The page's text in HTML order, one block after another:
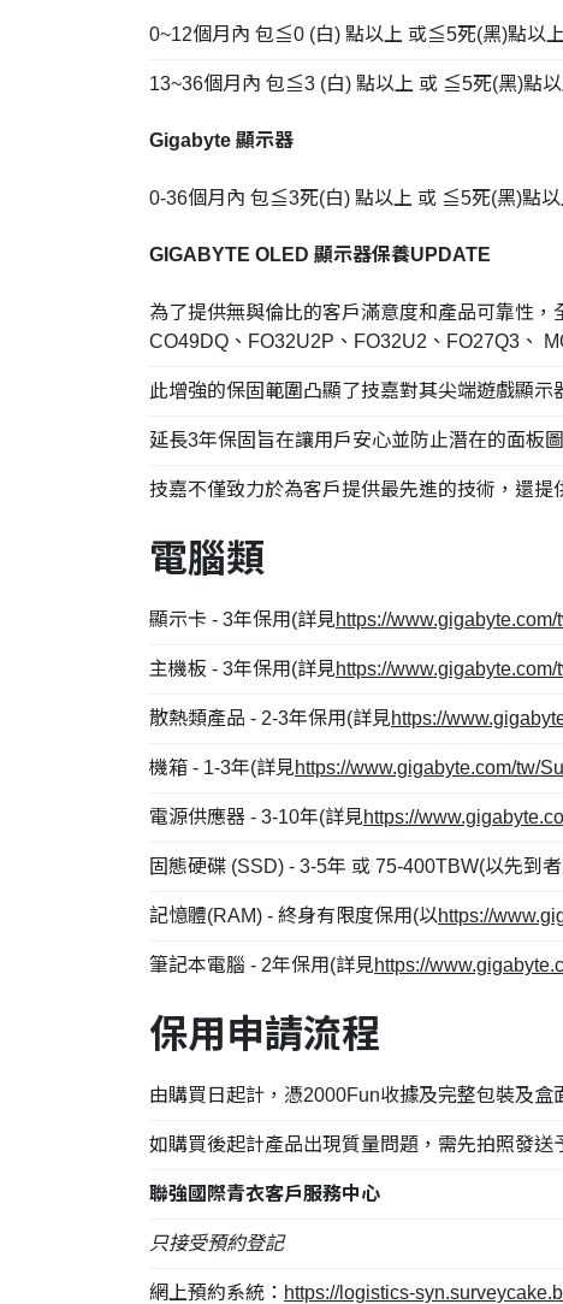
0~12個月內 包≦0 (白) 點以上 或≦5死(黑)點以
13~36個月內 包≦3 (白) 點以上 或 ≦5死(黑)點
Gigabyte 顯示器
0-36個月內 包≦3死(白) 點以上 或 ≦5死(黑)點以
GIGABYTE OLED 顯示器保養UPDATE
為了提供無與倫比的客戶滿意度和產品可靠性
CO49DQ、FO32U2P、FO32U2、FO27Q3、
此增強的保固範圍凸顯了技嘉對其尖端遊戲顯示
延長3年保固旨在讓用戶安心並防止潛在的面板
技嘉不僅致力於為客戶提供最先進的技術，還提
電腦類
顯示卡 - 3年保用(詳見https://
主機板 - 3年保用(詳見https://
散熱類產品 - 2-3年保用(詳見https://
機箱 - 1-3年(詳見https://www.gigabyte.com/tw/
電源供應器 - 3-10年(詳見https://
固態硬碟 (SSD) - 3-5年 或 75-400TBW(以先到
記憶體(RAM) - 終身有限度保用(以https://
筆記本電腦 - 2年保用(詳見https://
保用申請流程
由購買日起計，憑2000Fun收據及完整包裝及盒
如購買後起計產品出現質量問題，需先拍照發
聯強國際青衣客戶服務中心
只接受預約登記
網上預約系統： https://logistics-